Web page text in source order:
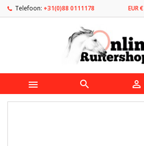
Telefoon: +31(0)88 0111178 EUR €
  